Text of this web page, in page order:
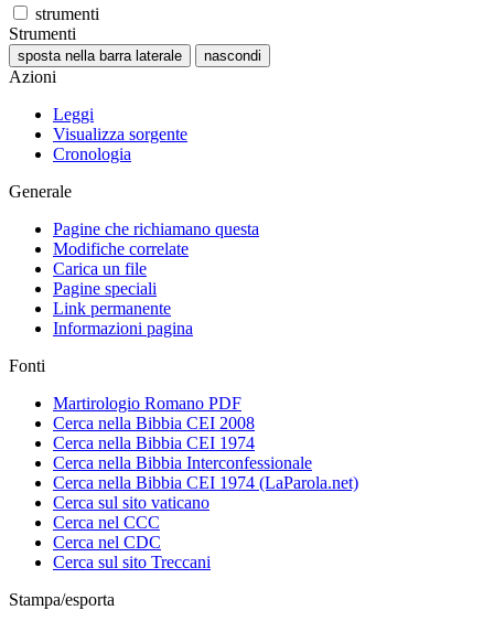
strumenti
Strumenti
sposta nella barra laterale nascondi
Azioni
Leggi
Visualizza sorgente
Cronologia
Generale
Pagine che richiamano questa
Modifiche correlate
Carica un file
Pagine speciali
Link permanente
Informazioni pagina
Fonti
Martirologio Romano PDF
Cerca nella Bibbia CEI 2008
Cerca nella Bibbia CEI 1974
Cerca nella Bibbia Interconfessionale
Cerca nella Bibbia CEI 1974 (LaParola.net)
Cerca sul sito vaticano
Cerca nel CCC
Cerca nel CDC
Cerca sul sito Treccani
Stampa/esporta